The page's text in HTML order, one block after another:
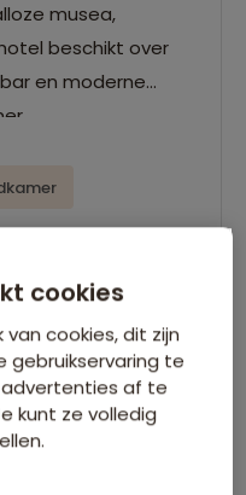
musea,
beschikt over
en moderne
cookies
cookies, dit zijn
gebruikservaring te
af te
kunt ze volledig